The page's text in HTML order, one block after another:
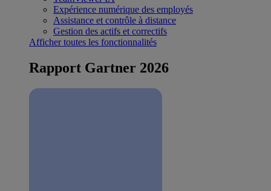
Expérience numérique des employés
Assistance et contrôle à distance
Gestion des actifs et correctifs
Afficher toutes les fonctionnalités
Rapport Gartner 2026